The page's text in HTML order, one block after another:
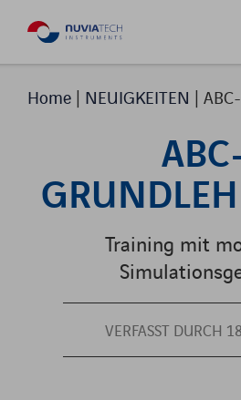
Home | NEUIGKEITEN |
Training mit
VERFASST DURCH